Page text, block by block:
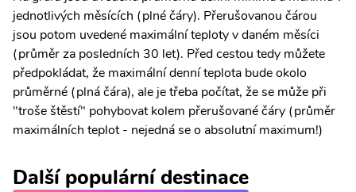
jednotlivých měsících (plné čáry). Přerušovanou čárou
jsou potom uvedené maximální teploty v daném měsíci
(průměr za posledních 30 let). Před cestou tedy můžete
předpokládat, že maximální denní teplota bude okolo
průměrné (plná čára), ale je třeba počítat, že se může při
"troše štěstí" pohybovat kolem přerušované čáry (průměr
maximálních teplot - nejedná se o absolutní maximum!)
Další populární destinace